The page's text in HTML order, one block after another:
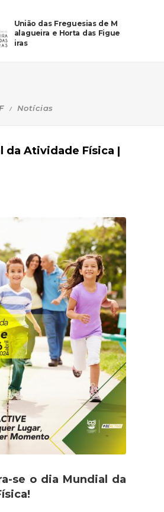
União das Freguesias de M
alagueira e Horta das Figue
iras
Notícias
da Atividade Física |
se o dia Mundial da